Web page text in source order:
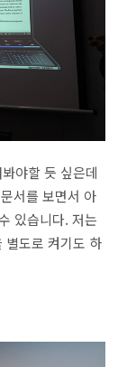
야할 듯 싶은데
서를 보면서 아
있습니다. 저는
별도로 켜기도 하